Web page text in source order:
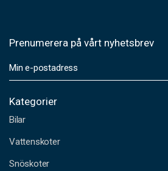
Prenumerera på vårt nyhetsbrev
-
o
t
a
r
Kategorier
Bilar
Vattenskoter
Snöskoter